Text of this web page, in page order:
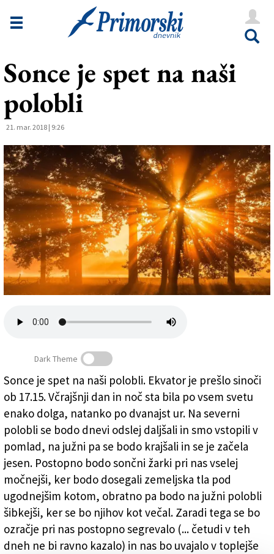
Novice
Goriška
Kultura
Šport
Še
Vreme
V Kioskih
Uredništvo
Oglasi
Sonce je spet na naši
polobli
21. mar. 2018 | 9:26
Sonce je spet na naši polobli
Dark Theme
Sonce je spet na naši polobli. Ekvator je prešlo sinoči
ob 17.15. Včrajšnji dan in noč sta bila po vsem svetu
enako dolga, natanko po dvanajst ur. Na severni
polobli se bodo dnevi odslej daljšali in smo vstopili v
pomlad, na južni pa se bodo krajšali in se je začela
jesen. Postopno bodo sončni žarki pri nas vselej
močnejši, ker bodo dosegali zemeljska tla pod
ugodnejšim kotom, obratno pa bodo na južni polobli
šibkejši, ker se bo njihov kot večal. Zaradi tega se bo
ozračje pri nas postopno segrevalo (... četudi v teh
dneh ne bi ravno kazalo) in nas bo uvajalo v toplejše